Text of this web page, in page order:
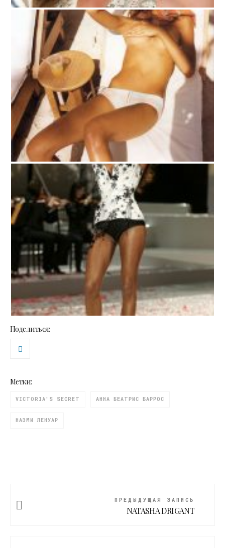
Поделиться:
Метки:
VICTORIA'S SECRET АННА БЕАТРИС БАРРОС
НАЭМИ ЛЕНУАР
ПРЕДЫДУЩАЯ ЗАПИСЬ
NATASHA DRIGANT